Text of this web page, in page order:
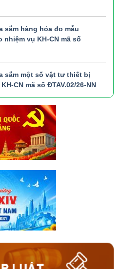
sắm hàng hóa đo mẫu
vụ KH-CN mã số
sắm một số vật tư thiết bị
CN mã số ĐTAV.02/26-NN